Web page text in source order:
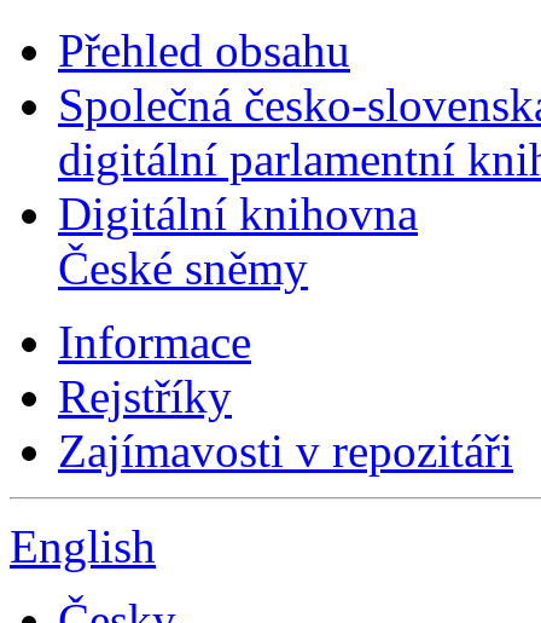
Přehled obsahu
Společná česko-
digitální parlamentní
Digitální knihovna
České sněmy
Informace
Rejstříky
Zajímavosti v repozitáři
English